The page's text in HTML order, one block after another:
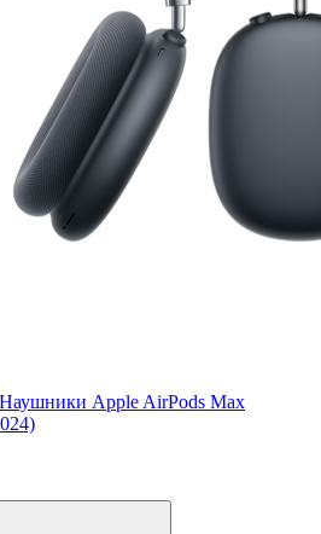
Наушники Apple AirPods Max